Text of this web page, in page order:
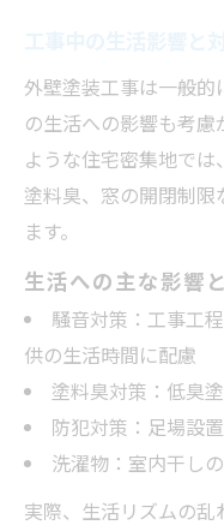
外壁塗装工事は一般
の生活への影響も考
ような住宅密集地では
塗料臭、窓の開閉制限
ます。
生活への主な影響
騒音対策：工事工
供の生活時間に配慮
塗料臭対策：低臭
防犯対策：足場設
洗濯物：室内干し
実際、生活リズムの